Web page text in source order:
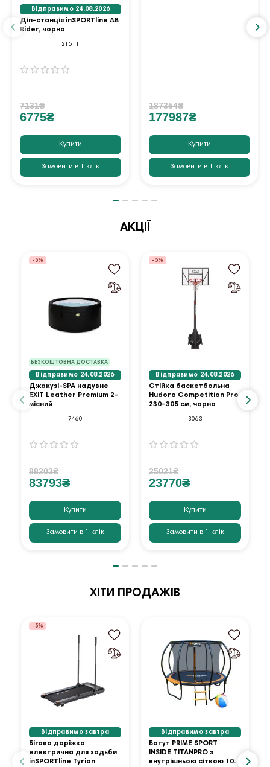
Відправимо 24.08.2026
Діп-станція inSPORTline AB
Rider, чорна
21511
7131₴
6775₴
Купити
Замовити в 1 клік
187354₴
177987₴
Купити
Замовити в 1 клік
АКЦІЇ
БЕЗКОШТОВНА ДОСТАВКА
-5%
Відправимо 24.08.2026
Джакузі-SPA надувне
EXIT Leather Premium 2-
місний
7460
88203₴
83793₴
Купити
Замовити в 1 клік
-5%
Відправимо 24.08.2026
Стійка баскетбольна
Hudora Competition Pro
230–305 см, чорна
3063
25021₴
23770₴
Купити
Замовити в 1 клік
ХІТИ ПРОДАЖІВ
-5%
Відправимо завтра
Бігова доріжка
електрична для ходьби
inSPORTline Tyrion
Відправимо завтра
Батут PRIME SPORT
INSIDE TITANPRO з
внутрішньою сіткою 10